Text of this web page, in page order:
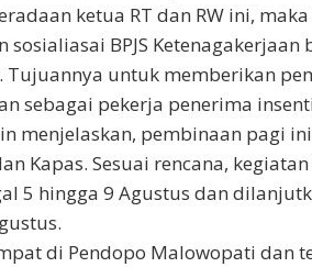
ketua RT dan RW ini,
BPJS Ketenagakerjaan
Tujuannya untuk memberikan
sebagai pekerja penerima
menjelaskan, pembinaan pagi
Kapas. Sesuai rencana,
5 hingga 9 Agustus dan
di Pendopo Malowopati dan